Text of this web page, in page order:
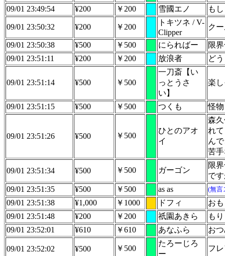
09/01 23:49:54
¥200 ￥200 雪國エノ も
09/01 23:50:32 ¥200 ￥200
トキツネ / V-
Clipper
ク
09/01 23:50:38 ¥500 ￥500 にらればー
限
09/01 23:51:11
¥200 ￥200 放浪者 ど
09/01 23:51:14 ¥500 ￥500
一刀斎【い
っとうさ
い】
楽
09/01 23:51:15 ¥500 ￥500 つくも 怪
09/01 23:51:26 ¥500 ￥500
ひとのアオ
イ
森
れ
ん
苦
09/01 23:51:34 ¥500 ￥500 ガーゴン
限
で
09/01 23:51:35
¥500 ￥500 as as (無言
09/01 23:51:38 ¥1,000 ￥1000 ドフィ
お
09/01 23:51:48
¥200 ￥200 祇園あきら
も
09/01 23:52:01
¥610 ￥610 あなふら お
09/01 23:52:02 ¥500 ￥500
たろーじろ
ー
フ